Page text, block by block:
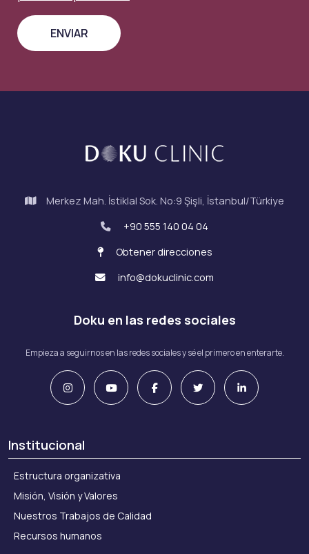
Merkez Mah. İstiklal Sok. No:9 Şişli, İstanbul/Türkiye
+90 555 140 04 04
Obtener direcciones
info@dokuclinic.com
Doku en las redes sociales
Empieza a seguirnos en las redes sociales y sé el primero en enterarte.
Institucional
Estructura organizativa
Misión, Visión y Valores
Nuestros Trabajos de Calidad
Recursos humanos